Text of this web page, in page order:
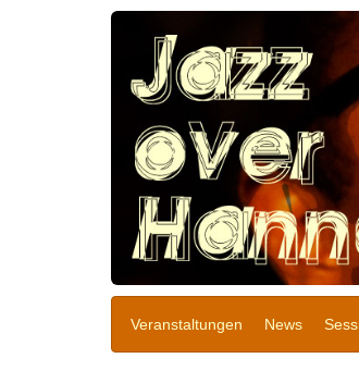
Veranstaltungen News